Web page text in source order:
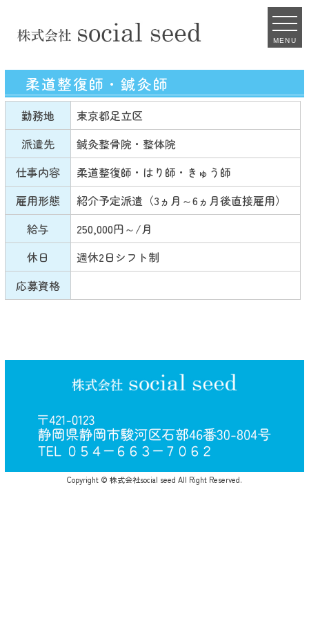
MENU
柔道整復師・鍼灸師
勤務地
東京都足立区
派遣先
鍼灸整骨院・整体院
仕事内容
柔道整復師・はり師・きゅう師
雇用形態
紹介予定派遣（3ヵ月～6ヵ月後直接雇用）
給与
250,000円～/月
休日
週休2日シフト制
応募資格
Copyright © 株式会社social seed All Right Reserved.